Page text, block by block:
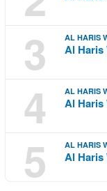
3 AL HARIS
Al Haris
4 AL HARIS
Al Haris
5 AL HARIS
Al Haris